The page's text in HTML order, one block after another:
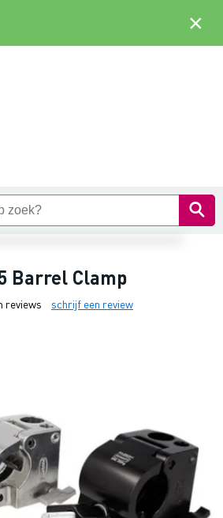
Barrel Clamp
reviews schrijf een review
×